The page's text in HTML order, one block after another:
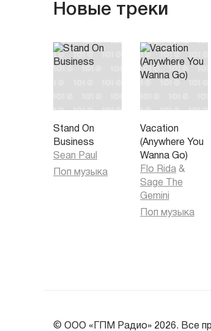
Новые треки
Stand On
Business
Sean Paul
Поп музыка
Vacation
(Anywhere You
Wanna Go)
Flo Rida &
Sage The
Gemini
Поп музыка
© ООО «ГПМ Радио» 2026. Все